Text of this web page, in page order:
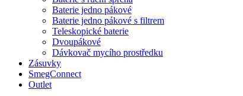
Baterie jedno pákové
Baterie jedno pákové s filtrem
Teleskopické baterie
Dvoupákové
Dávkovač mycího prostředku
Zásuvky
SmegConnect
Outlet